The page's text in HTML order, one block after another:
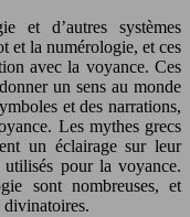
et d’autres systèmes
et la numérologie, et ces
avec la voyance. Ces
un sens au monde
et des narrations,
Les mythes grecs
un éclairage sur leur
pour la voyance.
sont nombreuses, et
divinatoires.